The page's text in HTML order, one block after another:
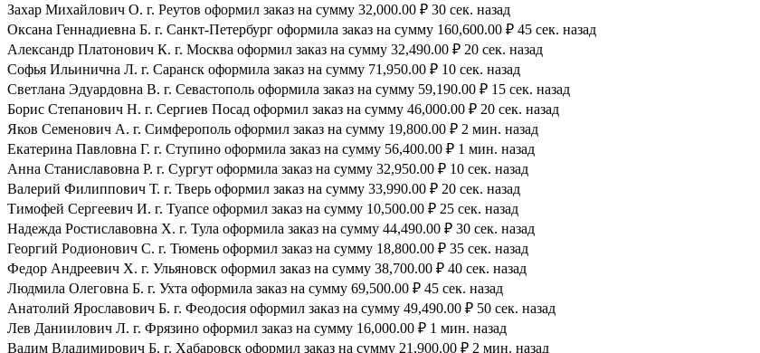
Захар Михайлович О. г. Реутов оформил заказ на сумму 32,000.00 ₽ 30 сек. назад
Оксана Геннадиевна Б. г. Санкт-Петербург оформила заказ на сумму 160,600.00 ₽ 45 сек. назад
Александр Платонович К. г. Москва оформил заказ на сумму 32,490.00 ₽ 20 сек. назад
Софья Ильинична Л. г. Саранск оформила заказ на сумму 71,950.00 ₽ 10 сек. назад
Светлана Эдуардовна В. г. Севастополь оформила заказ на сумму 59,190.00 ₽ 15 сек. назад
Борис Степанович Н. г. Сергиев Посад оформил заказ на сумму 46,000.00 ₽ 20 сек. назад
Яков Семенович А. г. Симферополь оформил заказ на сумму 19,800.00 ₽ 2 мин. назад
Екатерина Павловна Г. г. Ступино оформила заказ на сумму 56,400.00 ₽ 1 мин. назад
Анна Станиславовна Р. г. Сургут оформила заказ на сумму 32,950.00 ₽ 10 сек. назад
Валерий Филиппович Т. г. Тверь оформил заказ на сумму 33,990.00 ₽ 20 сек. назад
Тимофей Сергеевич И. г. Туапсе оформил заказ на сумму 10,500.00 ₽ 25 сек. назад
Надежда Ростиславовна Х. г. Тула оформила заказ на сумму 44,490.00 ₽ 30 сек. назад
Георгий Родионович С. г. Тюмень оформил заказ на сумму 18,800.00 ₽ 35 сек. назад
Федор Андреевич Х. г. Ульяновск оформил заказ на сумму 38,700.00 ₽ 40 сек. назад
Людмила Олеговна Б. г. Ухта оформила заказ на сумму 69,500.00 ₽ 45 сек. назад
Анатолий Ярославович Б. г. Феодосия оформил заказ на сумму 49,490.00 ₽ 50 сек. назад
Лев Даниилович Л. г. Фрязино оформил заказ на сумму 16,000.00 ₽ 1 мин. назад
Вадим Владимирович Б. г. Хабаровск оформил заказ на сумму 21,900.00 ₽ 2 мин. назад